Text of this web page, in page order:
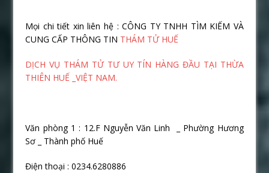
Mọi chi tiết xin liên hệ : CÔNG TY TNHH TÌM KIẾM VÀ
CUNG CẤP THÔNG TIN THÁM TỬ HUẾ
DỊCH VỤ THÁM TỬ TƯ UY TÍN HÀNG ĐẦU TẠI THỪA
THIÊN HUẾ _VIỆT NAM.
Văn phòng 1 : 12.F Nguyễn Văn Linh _ Phường Hương
Sơ _ Thành phố Huế
Điện thoại : 0234.6280886